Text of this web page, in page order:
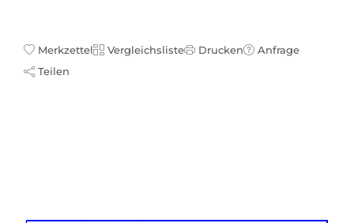
Merkzettel Vergleichsliste Drucken
Anfrage
Teilen